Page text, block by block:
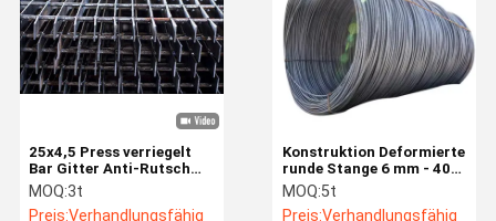
Konstruktion Deformierte
runde Stange 6 mm - 40
mm Verstärkung
Eisenstangen HRB400
MOQ:5t
Preis:Verhandlungsfähig
25x4,5 Press verriegelt
Bar Gitter Anti-Rutsch
gezackten Bar Gitter
Explosionssicher
MOQ:3t
Preis:Verhandlungsfähig